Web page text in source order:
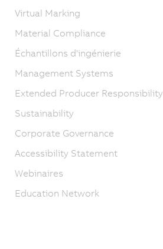
Virtual Marking
Material Compliance
Échantillons d'ingénierie
Management Systems
Extended Producer Responsibility
Sustainability
Corporate Governance
Accessibility Statement
Webinaires
Education Network